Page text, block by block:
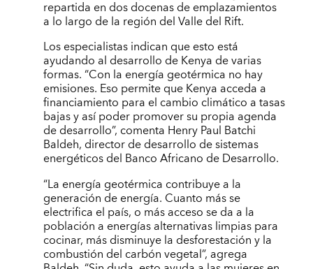
repartida en dos docenas de emplazamientos
a lo largo de la región del Valle del Rift.
Los especialistas indican que esto está
ayudando al desarrollo de Kenya de varias
formas. “Con la energía geotérmica no hay
emisiones. Eso permite que Kenya acceda a
financiamiento para el cambio climático a tasas
bajas y así poder promover su propia agenda
de desarrollo”, comenta Henry Paul Batchi
Baldeh, director de desarrollo de sistemas
energéticos del Banco Africano de Desarrollo.
“La energía geotérmica contribuye a la
generación de energía. Cuanto más se
electrifica el país, o más acceso se da a la
población a energías alternativas limpias para
cocinar, más disminuye la desforestación y la
combustión del carbón vegetal”, agrega